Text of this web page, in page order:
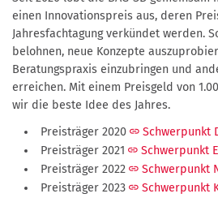
einen Innovationspreis aus, deren
Jahresfachtagung verkündet werden.
belohnen, neue Konzepte
Beratungspraxis einzubringen und
erreichen. Mit einem Preisgeld von
wir die beste Idee des Jahres.
Preisträger 2020
Schwerpunkt
Preisträger 2021
Schwerpunkt
Preisträger 2022
Schwerpunkt
Preisträger 2023
Schwerpunkt